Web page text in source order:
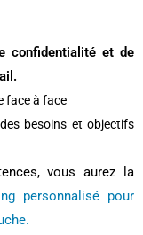
confidentialité et de
face à face
besoins et objectifs
vous aurez la
personnalisé pour